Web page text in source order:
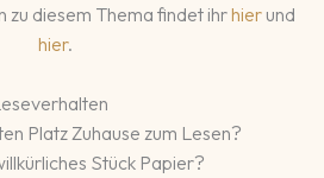
diesem Thema findet ihrhierund
hier.
Platz Zuhause zum Lesen?
Stück Papier?